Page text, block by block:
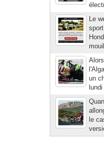
Le
un
le